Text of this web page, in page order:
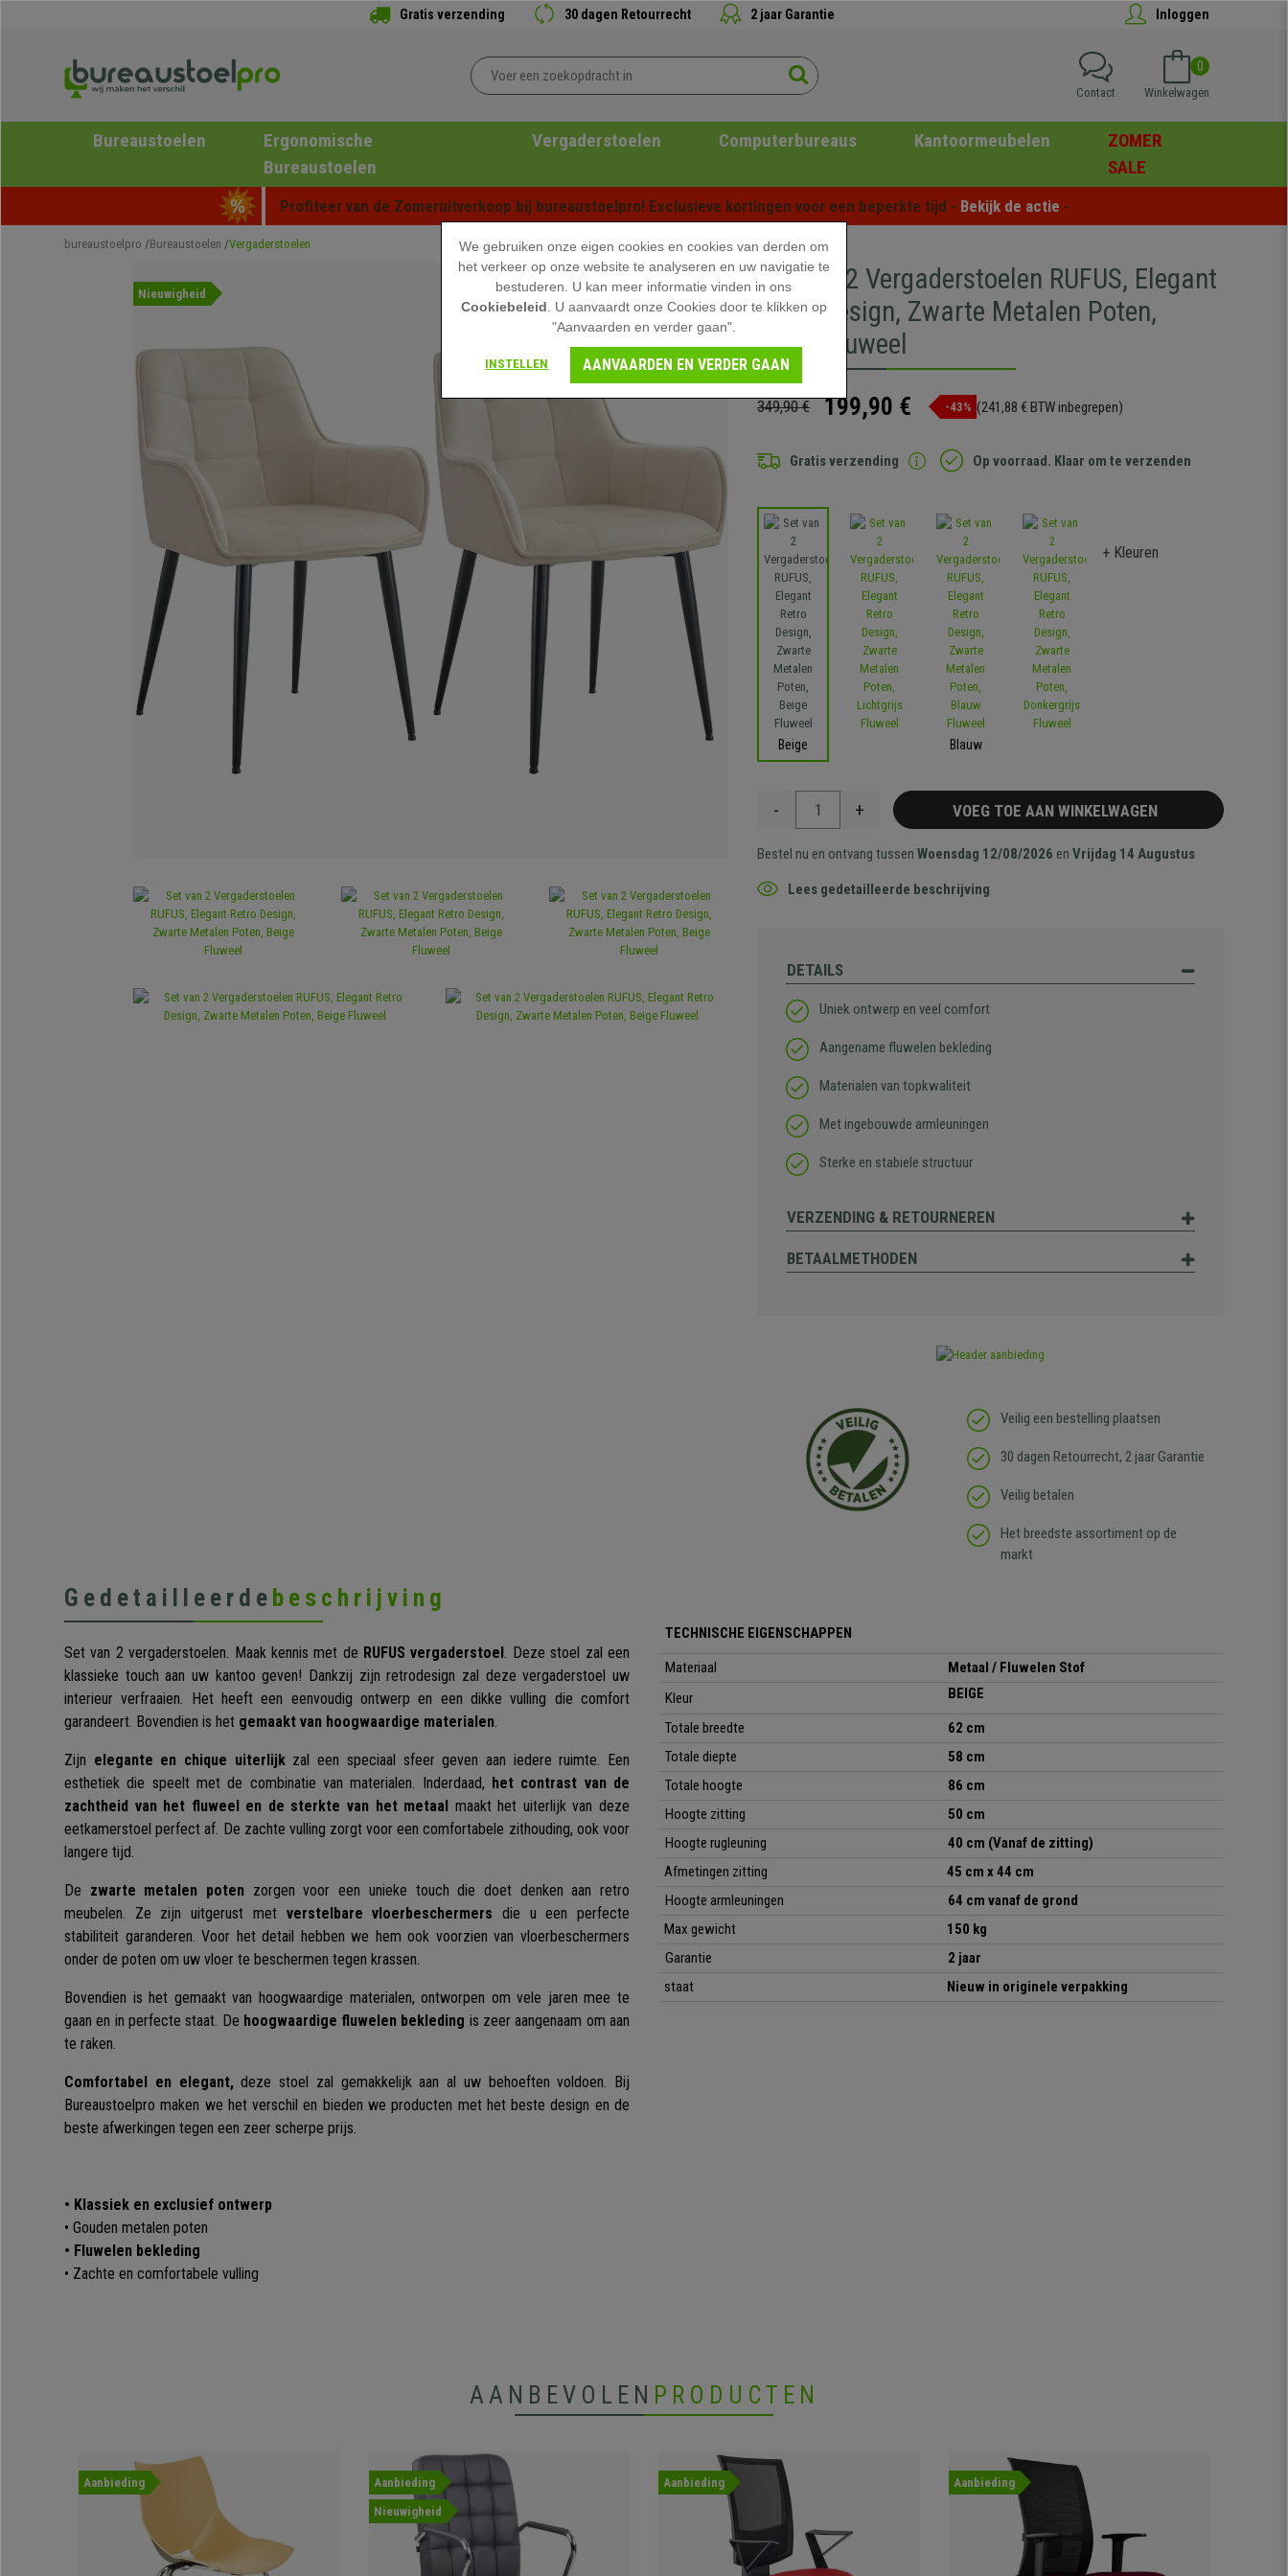
Gratis verzending 30 dagen Retourrecht 2 jaar Garantie Inloggen
0
Winkelwagen
Contact
Bureaustoelen
Ergonomische
Bureaustoelen
Vergaderstoelen Computerbureaus Kantoormeubelen
ZOMER
SALE
Profiteer van de Zomeruitverkoop bij bureaustoelpro! Exclusieve kortingen voor een beperkte tijd - Bekijk de actie -
bureaustoelpro Bureaustoelen Vergaderstoelen
Nieuwigheid
Set van 2 Vergaderstoelen RUFUS, Elegant
Retro Design, Zwarte Metalen Poten,
Beige Fluweel
349,90 € 199,90 € -43% (241,88 € BTW inbegrepen)
Gratis verzending Op voorraad. Klaar om te verzenden
Beige Blauw
+ Kleuren
- + VOEG TOE AAN WINKELWAGEN
Bestel nu en ontvang tussenWoensdag 12/08/2026 enVrijdag 14 Augustus
Lees gedetailleerde beschrijving
DETAILS
Uniek ontwerp en veel comfort
Aangename fluwelen bekleding
Materialen van topkwaliteit
Met ingebouwde armleuningen
Sterke en stabiele structuur
VERZENDING & RETOURNEREN
BETAALMETHODEN
Veilig een bestelling plaatsen
30 dagen Retourrecht, 2 jaar Garantie
Veilig betalen
Het breedste assortiment op de
markt
Gedetailleerde beschrijving
Set van 2 vergaderstoelen. Maak kennis met de RUFUS vergaderstoel. Deze stoel zal een
klassieke touch aan uw kantoo geven! Dankzij zijn retrodesign zal deze vergaderstoel uw
interieur verfraaien. Het heeft een eenvoudig ontwerp en een dikke vulling die comfort
garandeert. Bovendien is het gemaakt van hoogwaardige materialen.
Zijn elegante en chique uiterlijkzal een speciaal sfeer geven aan iedere ruimte. Een
esthetiek die speelt met de combinatie van materialen. Inderdaad, het contrast van de
zachtheid van het fluweel en de sterkte van het metaal maakt het uiterlijk van deze
eetkamerstoel perfect af. De zachte vulling zorgt voor een comfortabele zithouding, ook voor
langere tijd.
De zwarte metalen poten zorgen voor een unieke touch die doet denken aan retro
meubelen. Ze zijn uitgerust met verstelbare vloerbeschermers die u een perfecte
stabiliteit garanderen. Voor het detail hebben we hem ook voorzien van vloerbeschermers
onder de poten om uw vloer te beschermen tegen krassen.
Bovendien is het gemaakt van hoogwaardige materialen, ontworpen om vele jaren mee te
gaan en in perfecte staat. De hoogwaardige fluwelen bekleding is zeer aangenaam om aan
te raken.
Comfortabel en elegant,deze stoel zal gemakkelijk aan al uw behoeften voldoen. Bij
Bureaustoelpro maken we het verschil en bieden we producten met het beste design en de
beste afwerkingen tegen een zeer scherpe prijs.
• Klassiek en exclusief ontwerp
• Gouden metalen poten
• Fluwelen bekleding
• Zachte en comfortabele vulling
TECHNISCHE EIGENSCHAPPEN
Materiaal
Metaal / Fluwelen Stof
Kleur
BEIGE
Totale breedte
62 cm
Totale diepte
58 cm
Totale hoogte
86 cm
Hoogte zitting
50 cm
Hoogte rugleuning
40 cm (Vanaf de zitting)
Afmetingen zitting
45 cm x 44 cm
Hoogte armleuningen
64 cm vanaf de grond
Max gewicht
150 kg
Garantie
2 jaar
staat
Nieuw in originele verpakking
AANBEVOLEN PRODUCTEN
Aanbieding
Aanbieding
Nieuwigheid
Aanbieding Aanbieding
We gebruiken onze eigen cookies en cookies van derden om
het verkeer op onze website te analyseren en uw navigatie te
bestuderen. U kan meer informatie vinden in ons
Cookiebeleid . U aanvaardt onze Cookies door te klikken op
"Aanvaarden en verder gaan".
INSTELLEN AANVAARDEN EN VERDER GAAN